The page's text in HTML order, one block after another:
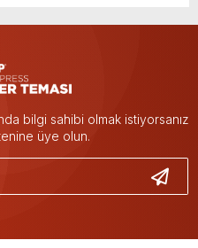
bilgi sahibi olmak istiyorsanız
üye olun.